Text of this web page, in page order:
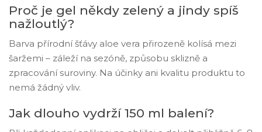
Proč je gel někdy zelený a jindy spíš
nažloutlý?
Barva přírodní šťávy aloe vera přirozeně kolísá mezi
šaržemi – záleží na sezóně, způsobu sklizně a
zpracování suroviny. Na účinky ani kvalitu produktu to
nemá žádný vliv.
Jak dlouho vydrží 150 ml balení?